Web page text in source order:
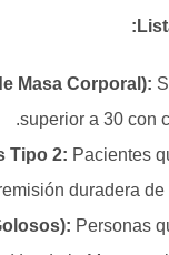
Masa Corporal):
superior a 30 con
Tipo 2:Pacientes
remisión duradera
Personas